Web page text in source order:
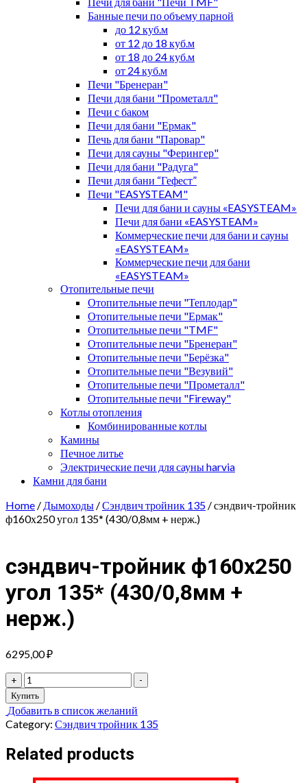
Банные печи по объему парной
до 12 куб.м
от 12 до 18 куб.м
от 18 до 24 куб.м
от 24 куб.м
Печи "Бренеран"
Печи для бани "Прометалл"
Печи с баком
Печи для бани "Ермак"
Печь для бани "Паровар"
Печи для сауны "Ферингер"
Печи для бани "Радуга"
Печи для бани “Гефест”
Печи "EASYSTEAM"
Печи для бани и сауны «EASYSTEAM»
Печи для бани «EASYSTEAM»
Коммерческие печи для бани и сауны
«EASYSTEAM»
Коммерческие печи для бани
«EASYSTEAM»
Отопительные печи
Отопительные печи "Теплодар"
Отопительные печи "Ермак"
Отопительные печи "TMF"
Отопительные печи "Бренеран"
Отопительные печи "Берёзка"
Отопительные печи "Везувий"
Отопительные печи "Прометалл"
Отопительные печи "Fireway"
Котлы отопления
Комбинированные котлы
Камины
Печное литье
Электрические печи для сауны harvia
Камни для бани
Home / Дымоходы /Сэндвич тройник 135 / сэндвич-тройник
ф160х250 угол 135* (430/0,8мм + нерж.)
сэндвич-тройник ф160х250
угол 135* (430/0,8мм +
нерж.)
6295,00₽
+
сэндвич-
тройник
ф160х250
угол
135*
(430/0,8мм
+
-
Купить
Добавить в список желаний
Category: Сэндвич тройник 135
Related products